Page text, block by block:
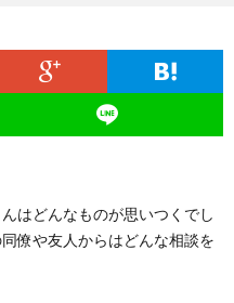
はどんなものが思いつくでし
僚や友人からはどんな相談を